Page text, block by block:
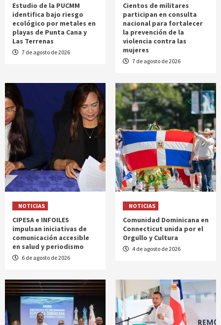
Estudio de la PUCMM
identifica bajo riesgo
ecológico por metales en
playas de Punta Cana y
Las Terrenas
7 de agosto de 2026
Cientos de militares
participan en consulta
nacional para fortalecer
la prevención de la
violencia contra las
mujeres
7 de agosto de 2026
NOTICIAS
CIPESA e INFOILES
impulsan iniciativas de
comunicación accesible
en salud y periodismo
6 de agosto de 2026
NOTICIAS
Comunidad Dominicana en
Connecticut unida por el
Orgullo y Cultura
4 de agosto de 2026